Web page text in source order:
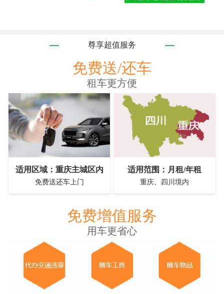
尊享超值服务
免费送/还车
租车更方便
适用区域：重庆主城区内
免费送还车上门
适用范围：月租/年租
重庆、四川境内
免费增值服务
用车更省心